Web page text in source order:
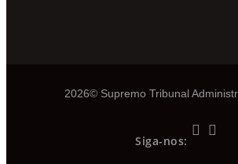
2026© Supremo Tribunal
Siga-nos: